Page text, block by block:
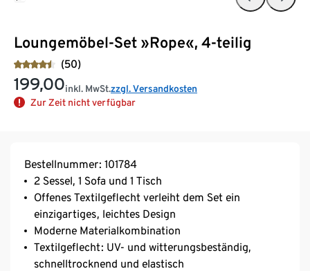
Loungemöbel-Set »Rope«, 4-teilig
(50)
199,00inkl. MwSt.zzgl. Versandkosten
Zur Zeit nicht verfügbar
Bestellnummer: 101784
2 Sessel, 1 Sofa und 1 Tisch
Offenes Textilgeflecht verleiht dem Set ein
einzigartiges, leichtes Design
Moderne Materialkombination
Textilgeflecht: UV- und witterungsbeständig,
schnelltrocknend und elastisch